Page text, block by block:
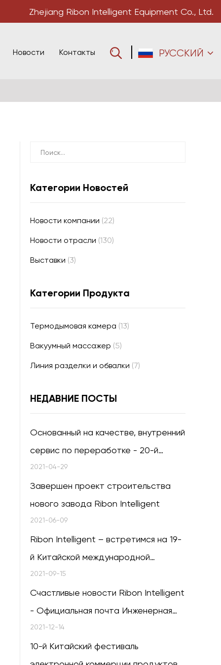
Zhejiang Ribon Intelligent Equipment Co., Ltd.
Новости Контакты РУССКИЙ
Категории Новостей
Новости компании (22)
Новости отрасли (130)
Выставки (3)
Категории Продукта
Термодымовая камера (13)
Вакуумный массажер (5)
Линия разделки и обвалки (7)
НЕДАВНИЕ ПОСТЫ
Основанный на качестве, внутренний
сервис по переработке - 20-й
тренинг по интеллектуальному
обслуживанию клиентов Ribon
Intelligent успешно завершился.
2021-04-29
Завершен проект строительства
нового завода Ribon Intelligent
2021-06-09
Ribon Intelligent – ​​встретимся на 19-
й Китайской международной
выставке мясной промышленности в
Циндао
2021-09-15
Счастливые новости Ribon Intelligent
- Официальная почта Инженерная
станция провинции Чжэцзян
2021-12-14
10-й Китайский фестиваль